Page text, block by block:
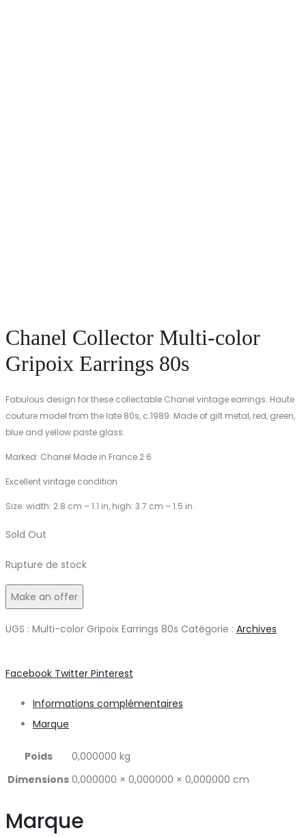
Chanel Collector Multi-color
Gripoix Earrings 80s
Fabulous design for these collectable Chanel vintage earrings. Haute
couture model from the late 80s, c.1989. Made of gilt metal, red, green,
blue and yellow paste glass.
Marked: Chanel Made in France 2 6
Excellent vintage condition
Size: width: 2.8 cm – 1.1 in, high: 3.7 cm – 1.5 in.
Sold Out
Rupture de stock
Make an offer
UGS : Multi-color Gripoix Earrings 80s Catégorie : Archives
Share
Facebook Twitter Pinterest
Informations complémentaires
Marque
Poids
0,000000 kg
Dimensions 0,000000 × 0,000000 × 0,000000 cm
Marque